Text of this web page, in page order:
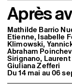
Après
Mathilde Barrio
Etienne, Isabelle
Klimowski,
Abraham
Sirignano,
Giuliana Zefferi
Du 14 mai au 06